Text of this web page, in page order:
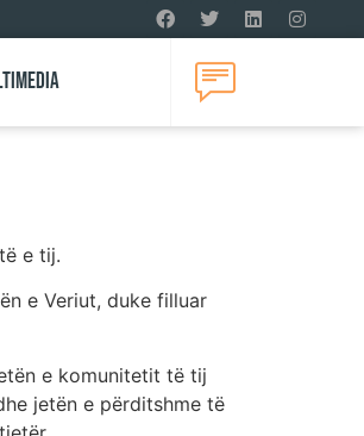
e tij.
e Veriut, duke filluar
e komunitetit të tij
jetën e përditshme të